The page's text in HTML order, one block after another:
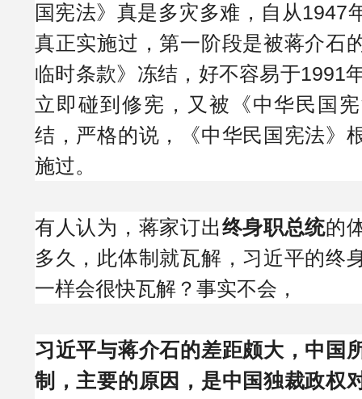
国宪法》真是多灾多难，自从1947
真正实施过，第一阶段是被蒋介石
临时条款》冻结，好不容易于1991
立即碰到修宪，又被《中华民国
结，严格的说，《中华民国宪法》
施过。
有人认为，蒋家订出终身职总统的
多久，此体制就瓦解，习近平的终
一样会很快瓦解？事实不会，
习近平与蒋介石的差距颇大，中国
制，主要的原因，是中国独裁政权